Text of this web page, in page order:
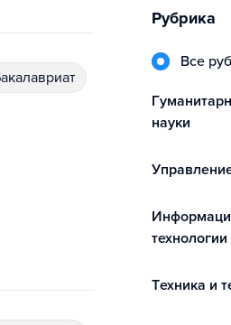
бакалавриат
Рубрика
Все
гуманитарные и социальные
науки
информационные
технологии
техника и